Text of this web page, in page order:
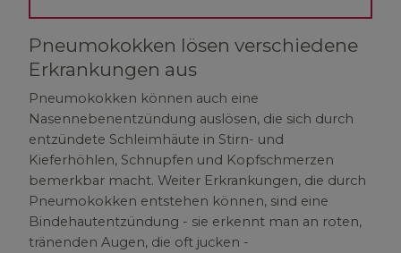
Pneumokokken lösen verschiedene
Erkrankungen aus
Pneumokokken können auch eine
Nasennebenentzündung auslösen, die sich durch
entzündete Schleimhäute in Stirn- und
Kieferhöhlen, Schnupfen und Kopfschmerzen
bemerkbar macht. Weiter Erkrankungen, die durch
Pneumokokken entstehen können, sind eine
Bindehautentzündung - sie erkennt man an roten,
tränenden Augen, die oft jucken -